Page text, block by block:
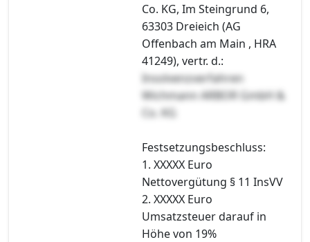
Co. KG, Im Steingrund 6,
63303 Dreieich (AG
Offenbach am Main , HRA
41249), vertr. d.:
Insolvenzverfahren
Wichmann ARBOR GmbH &
Co. KG
Festsetzungsbeschluss:
1. XXXXX Euro
Nettovergütung § 11 InsVV
2. XXXXX Euro
Umsatzsteuer darauf in
Höhe von 19%